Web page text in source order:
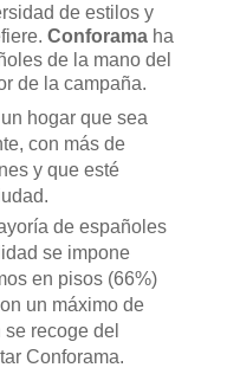
de estilos y
Conforama ha
de la mano del
de la campaña.
hogar que sea
con más de
y que esté
de españoles
se impone
en pisos (66%)
un máximo de
recoge del
Conforama.